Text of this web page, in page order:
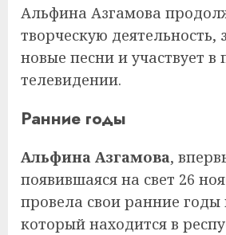
Альфина Азгамова
творческую деятельность,
новые песни и участвует в
телевидении.
Ранние годы
Альфина Азгамова,
появившаяся на свет 26
провела свои ранние годы
который находится в